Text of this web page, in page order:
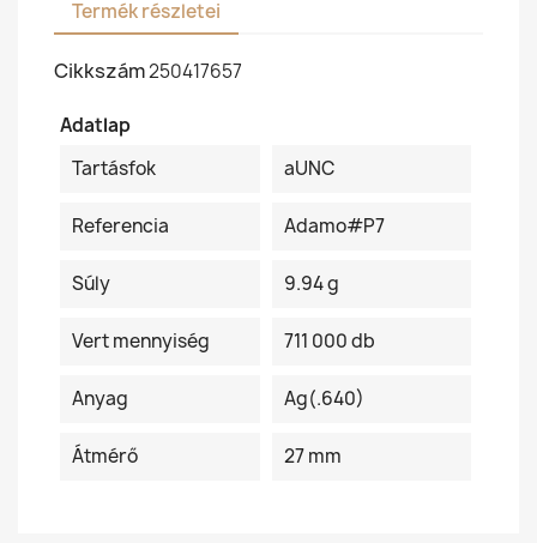
Termék részletei
Cikkszám250417657
Adatlap
Tartásfok
aUNC
Referencia Adamo#P7
Súly 9.94 g
Vert mennyiség 711 000 db
Anyag Ag(.640)
Átmérő 27 mm